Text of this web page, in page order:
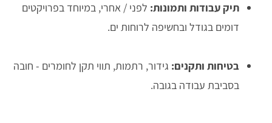
תיק עבודות ותמונות: לפני / אחרי, במיוחד בפרויקטים
דומים בגודל ובחשיפה לרוחות ים.
בטיחות ותקנים: גידור, רתמות, תווי תקן לחומרים - חובה
בסביבת עבודה בגובה.